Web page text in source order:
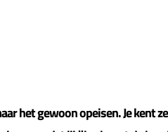
het gewoon opeisen. Je kent